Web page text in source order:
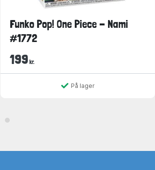
Funko Pop! One Piece - Nami
#1772
199 kr.
På lager